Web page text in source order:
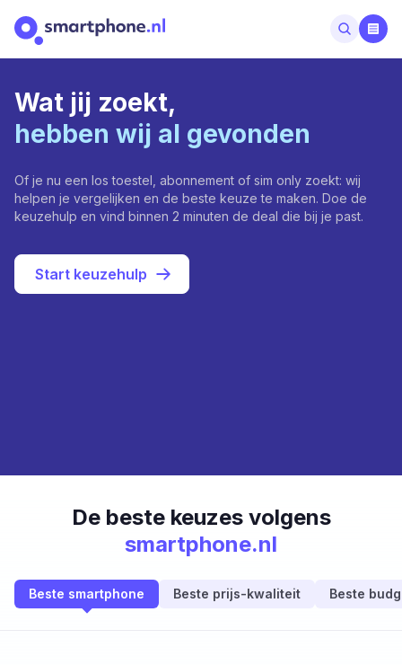
Wat jij zoekt,
hebben wij al gevonden
Of je nu een los toestel, abonnement of sim only zoekt: wij
helpen je vergelijken en de beste keuze te maken. Doe de
keuzehulp en vind binnen 2 minuten de deal die bij je past.
Start keuzehulp
De beste keuzes volgens
smartphone.nl
Beste smartphone Beste prijs-kwaliteit Beste